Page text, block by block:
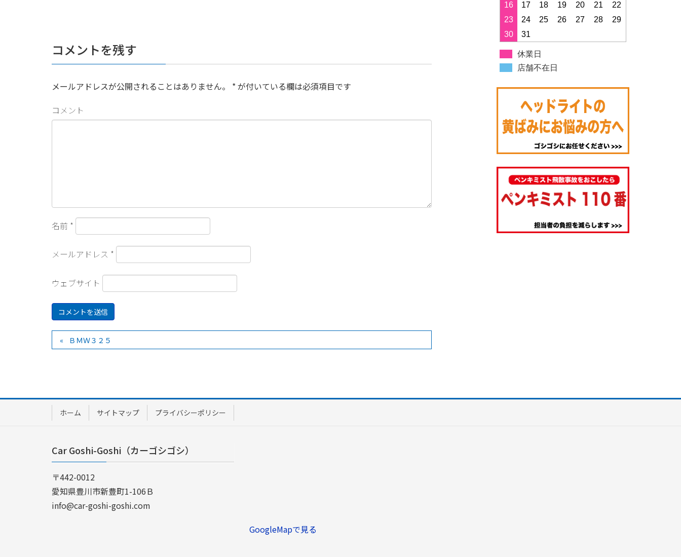
コメントを残す
メールアドレスが公開されることはありません。 *が付いている欄は必須項目です
コメント
名前 *
メールアドレス *
ウェブサイト
ＢＭＷ３２５
16
17 18 19 20 21
22
23
24 25 26 27 28
29
30
31
休業日
店舗不在日
ホーム サイトマップ プライバシーポリシー
Car Goshi-Goshi（カーゴシゴシ）
〒442-0012
愛知県豊川市新豊町1-106Ｂ
info@car-goshi-goshi.com
GoogleMapで見る